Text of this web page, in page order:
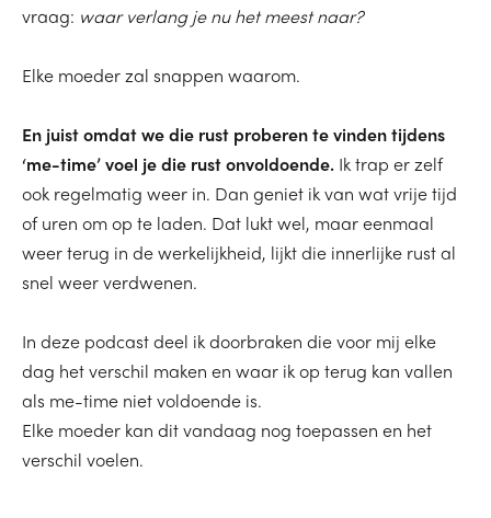
vraag: waar verlang je nu het meest naar?
Elke moeder zal snappen waarom.
En juist omdat we die rust proberen te vinden tijdens
‘me-time’ voel je die rust onvoldoende. Ik trap er zelf
ook regelmatig weer in. Dan geniet ik van wat vrije tijd
of uren om op te laden. Dat lukt wel, maar eenmaal
weer terug in de werkelijkheid, lijkt die innerlijke rust al
snel weer verdwenen.
In deze podcast deel ik doorbraken die voor mij elke
dag het verschil maken en waar ik op terug kan vallen
als me-time niet voldoende is.
Elke moeder kan dit vandaag nog toepassen en het
verschil voelen.